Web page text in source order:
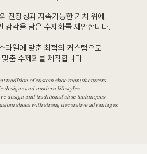
진정성과 지속가능한 가치 위에,
감각을 담은 수제화를 제안합니다.
타일에 맞춘 최적의 커스텀으로
춤 수제화를 제작합니다.
tradition of custom shoe manufacturers
designs and modern lifestyles.
design and traditional shoe techniques
shoes with strong decorative advantages.